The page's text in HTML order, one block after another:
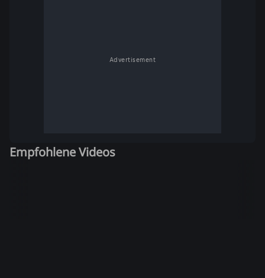
Advertisement
Empfohlene Videos